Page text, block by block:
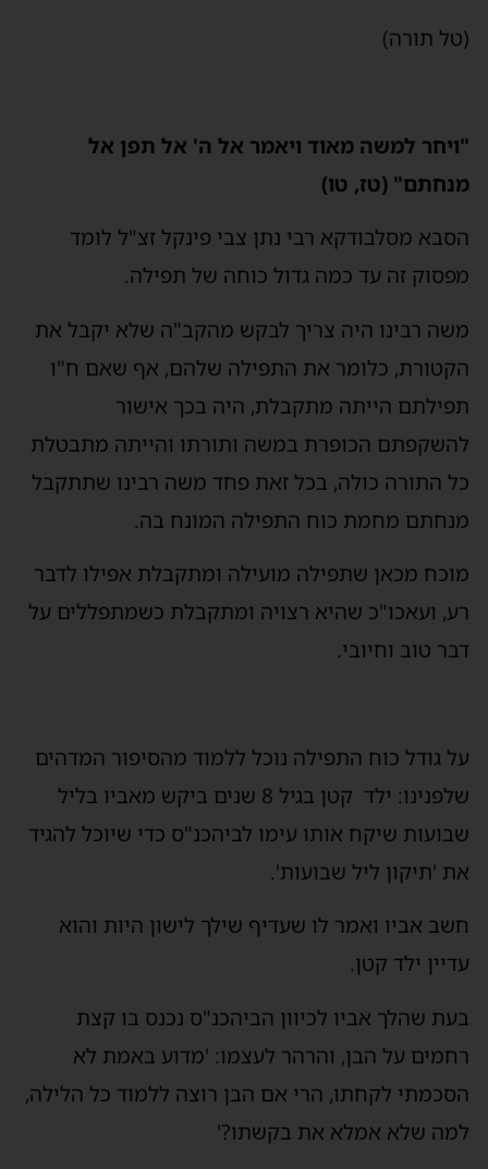
(טל תורה)
"ויחר למשה מאוד ויאמר אל ה' אל תפן אל
מנחתם" (טז, טו)
הסבא מסלבודקא רבי נתן צבי פינקל זצ"ל לומד
מפסוק זה עד כמה גדול כוחה של תפילה.
משה רבינו היה צריך לבקש מהקב"ה שלא יקבל את
הקטורת, כלומר את התפילה שלהם, אף שאם ח"ו
תפילתם הייתה מתקבלת, היה בכך אישור
להשקפתם הכופרת במשה ותורתו והייתה מתבטלת
כל התורה כולה, בכל זאת פחד משה רבינו שתתקבל
מנחתם מחמת כוח התפילה המונח בה.
מוכח מכאן שתפילה מועילה ומתקבלת אפילו לדבר
רע, ועאכו"כ שהיא רצויה ומתקבלת כשמתפללים על
דבר טוב וחיובי.
על גודל כוח התפילה נוכל ללמוד מהסיפור המדהים
שלפנינו: ילד קטן בגיל 8 שנים ביקש מאביו בליל
שבועות שיקח אותו עימו לביהכנ"ס כדי שיוכל להגיד
את 'תיקון ליל שבועות'.
חשב אביו ואמר לו שעדיף שילך לישון היות והוא
עדיין ילד קטן.
בעת שהלך אביו לכיוון הביהכנ"ס נכנס בו קצת
רחמים על הבן, והרהר לעצמו: 'מדוע באמת לא
הסכמתי לקחתו, הרי אם הבן רוצה ללמוד כל הלילה,
למה שלא אמלא את בקשתו?'